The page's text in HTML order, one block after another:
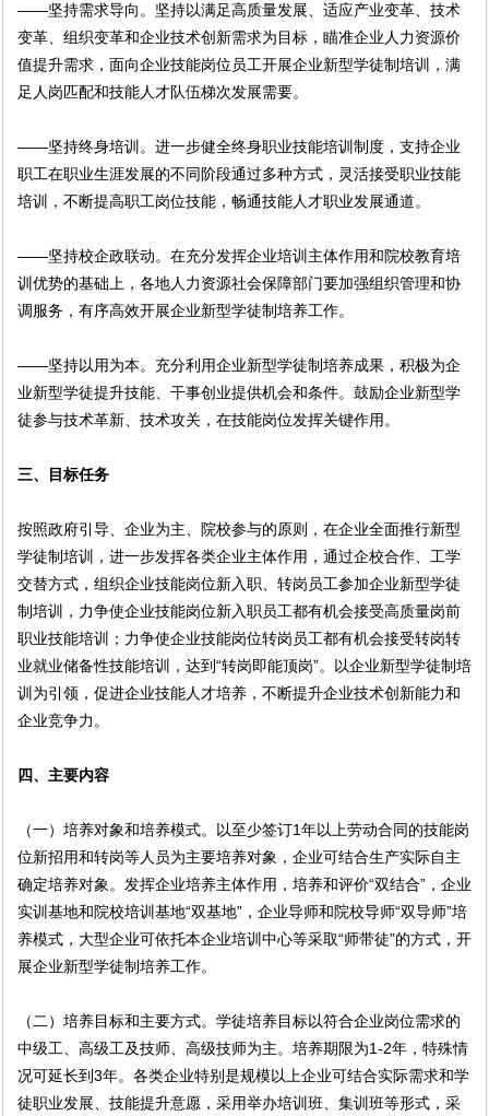
——坚持需求导向。坚持以满足高质量发展、适应产业变革、技术
变革、组织变革和企业技术创新需求为目标，瞄准企业人力资源价
值提升需求，面向企业技能岗位员工开展企业新型学徒制培训，满
足人岗匹配和技能人才队伍梯次发展需要。
——坚持终身培训。进一步健全终身职业技能培训制度，支持企业
职工在职业生涯发展的不同阶段通过多种方式，灵活接受职业技能
培训，不断提高职工岗位技能，畅通技能人才职业发展通道。
——坚持校企政联动。在充分发挥企业培训主体作用和院校教育培
训优势的基础上，各地人力资源社会保障部门要加强组织管理和协
调服务，有序高效开展企业新型学徒制培养工作。
——坚持以用为本。充分利用企业新型学徒制培养成果，积极为企
业新型学徒提升技能、干事创业提供机会和条件。鼓励企业新型学
徒参与技术革新、技术攻关，在技能岗位发挥关键作用。
三、目标任务
按照政府引导、企业为主、院校参与的原则，在企业全面推行新型
学徒制培训，进一步发挥各类企业主体作用，通过企校合作、工学
交替方式，组织企业技能岗位新入职、转岗员工参加企业新型学徒
制培训，力争使企业技能岗位新入职员工都有机会接受高质量岗前
职业技能培训；力争使企业技能岗位转岗员工都有机会接受转岗转
业就业储备性技能培训，达到“转岗即能顶岗”。以企业新型学徒制培
训为引领，促进企业技能人才培养，不断提升企业技术创新能力和
企业竞争力。
四、主要内容
（一）培养对象和培养模式。以至少签订1年以上劳动合同的技能岗
位新招用和转岗等人员为主要培养对象，企业可结合生产实际自主
确定培养对象。发挥企业培养主体作用，培养和评价“双结合”，企业
实训基地和院校培训基地“双基地”，企业导师和院校导师“双导师”培
养模式，大型企业可依托本企业培训中心等采取“师带徒”的方式，开
展企业新型学徒制培养工作。
（二）培养目标和主要方式。学徒培养目标以符合企业岗位需求的
中级工、高级工及技师、高级技师为主。培养期限为1-2年，特殊情
况可延长到3年。各类企业特别是规模以上企业可结合实际需求和学
徒职业发展、技能提升意愿，采用举办培训班、集训班等形式，采